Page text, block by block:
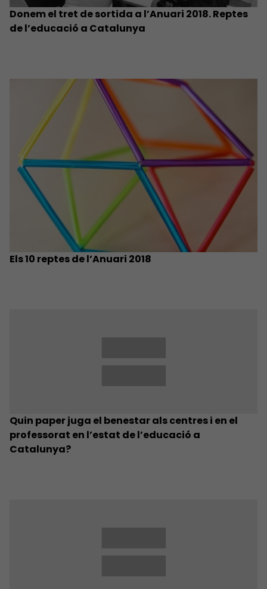
Donem el tret de sortida a l’Anuari 2018. Reptes
de l’educació a Catalunya
Els 10 reptes de l’Anuari 2018
Quin paper juga el benestar als centres i en el
professorat en l’estat de l’educació a
Catalunya?